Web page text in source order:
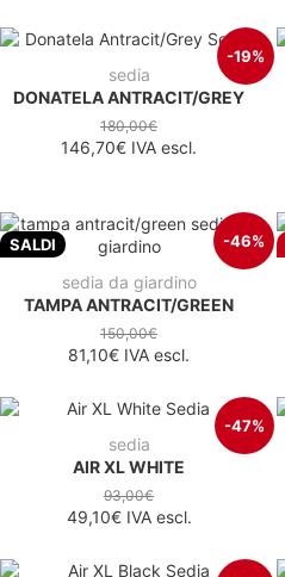
-19%
sedia
DONATELA ANTRACIT/GREY
180,00€
146,70€ IVA escl.
SALDI -46%
sedia da giardino
TAMPA ANTRACIT/GREEN
150,00€
81,10€ IVA escl.
-47%
sedia
AIR XL WHITE
93,00€
49,10€IVA escl.